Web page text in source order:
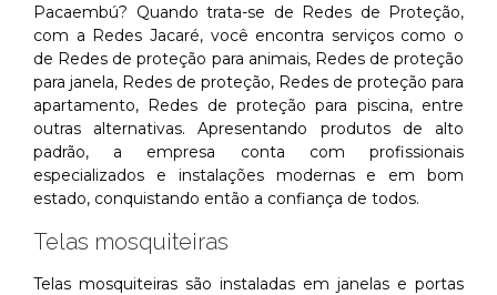
Pacaembú? Quando trata-se de Redes de Proteção,
com a Redes Jacaré, você encontra serviços como o
de Redes de proteção para animais, Redes de proteção
para janela, Redes de proteção, Redes de proteção para
apartamento, Redes de proteção para piscina, entre
outras alternativas. Apresentando produtos de alto
padrão, a empresa conta com profissionais
especializados e instalações modernas e em bom
estado, conquistando então a confiança de todos.
Telas mosquiteiras
Telas mosquiteiras são instaladas em janelas e portas